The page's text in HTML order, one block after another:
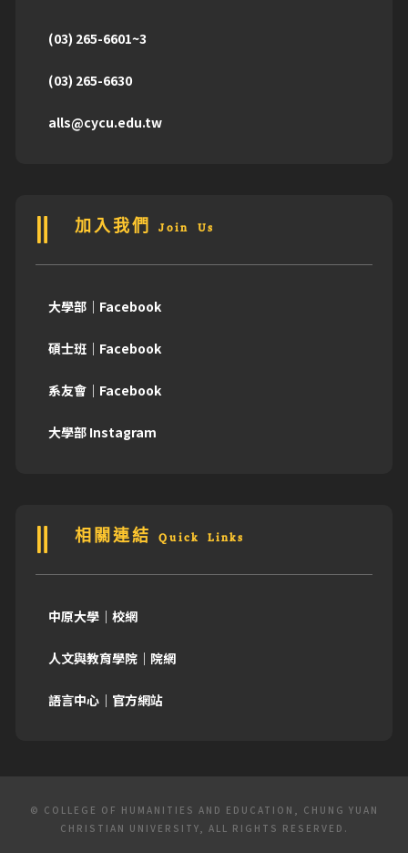
(03) 265-6601~3
(03) 265-6630
alls@cycu.edu.tw
加入我們 Join Us
大學部｜Facebook
碩士班｜Facebook
系友會｜Facebook
大學部 Instagram
相關連結 Quick Links
中原大學｜校網
人文與教育學院｜院網
語言中心｜官方網站
© COLLEGE OF HUMANITIES AND EDUCATION, CHUNG YUAN
CHRISTIAN UNIVERSITY, ALL RIGHTS RESERVED.